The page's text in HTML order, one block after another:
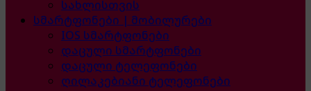
სახლისთვის
სმარტფონები | მობილურები
IOS სმარტფონები
დაცული სმარტფონები
დაცული ტელეფონები
ღილაკებიანი ტელეფონები